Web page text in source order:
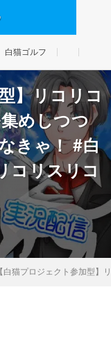
白猫ゴルフ
】リコリコ
めしつつ
きゃ！ #白
コリスリコ
【白猫プロジェクト参加型】